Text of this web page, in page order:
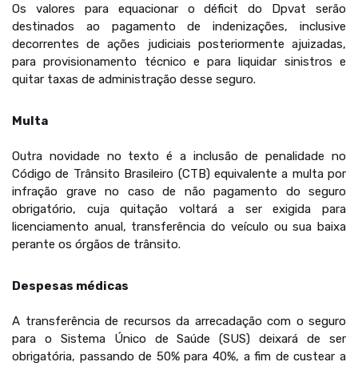
Os valores para equacionar o déficit do Dpvat serão
destinados ao pagamento de indenizações, inclusive
decorrentes de ações judiciais posteriormente ajuizadas,
para provisionamento técnico e para liquidar sinistros e
quitar taxas de administração desse seguro.
Multa
Outra novidade no texto é a inclusão de penalidade no
Código de Trânsito Brasileiro (CTB) equivalente a multa por
infração grave no caso de não pagamento do seguro
obrigatório, cuja quitação voltará a ser exigida para
licenciamento anual, transferência do veículo ou sua baixa
perante os órgãos de trânsito.
Despesas médicas
A transferência de recursos da arrecadação com o seguro
para o Sistema Único de Saúde (SUS) deixará de ser
obrigatória, passando de 50% para 40%, a fim de custear a